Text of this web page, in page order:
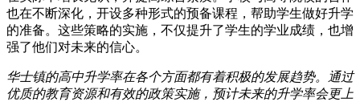
也在不断深化，开设多种形式的预备课程，帮助学生做好升学
的准备。这些策略的实施，不仅提升了学生的学业成绩，也增
强了他们对未来的信心。
华士镇的高中升学率在各个方面都有着积极的发展趋势。通过
优质的教育资源和有效的政策实施，预计未来的升学率会更上